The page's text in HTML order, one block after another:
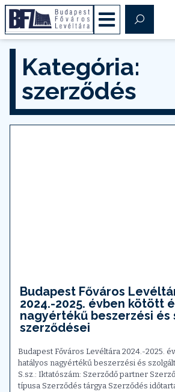
Kategória:
szerződés
Budapest Főváros
2024.-2025. évben kötött
nagyértékű beszerzési
szerződései
Budapest Főváros Levéltára 2024.-2025.
hatályos nagyértékű beszerzési és
S.sz.: Iktatószám: Szerződő partner
típusa Szerződés tárgya Szerződés